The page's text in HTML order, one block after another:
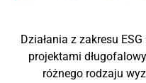
Działania z zakresu
projektami
różnego rodzaju